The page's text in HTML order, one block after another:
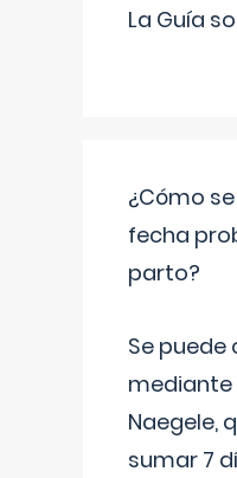
La Guía
¿Cómo
fecha
parto?
Se puede
mediante
Naegele,
sumar 7